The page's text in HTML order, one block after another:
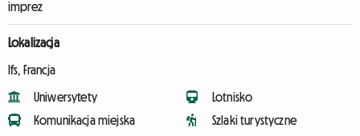
imprez
Lokalizacja
Ifs, Francja
Uniwersytety
Komunikacja miejska
Lotnisko
Szlaki turystyczne